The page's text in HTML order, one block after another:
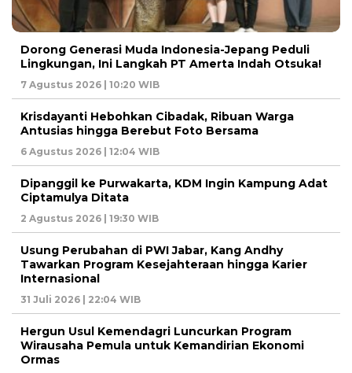
Dorong Generasi Muda Indonesia-Jepang Peduli
Lingkungan, Ini Langkah PT Amerta Indah Otsuka!
7 Agustus 2026 | 10:20 WIB
Krisdayanti Hebohkan Cibadak, Ribuan Warga
Antusias hingga Berebut Foto Bersama
6 Agustus 2026 | 12:04 WIB
Dipanggil ke Purwakarta, KDM Ingin Kampung Adat
Ciptamulya Ditata
2 Agustus 2026 | 19:30 WIB
Usung Perubahan di PWI Jabar, Kang Andhy
Tawarkan Program Kesejahteraan hingga Karier
Internasional
31 Juli 2026 | 22:04 WIB
Hergun Usul Kemendagri Luncurkan Program
Wirausaha Pemula untuk Kemandirian Ekonomi
Ormas